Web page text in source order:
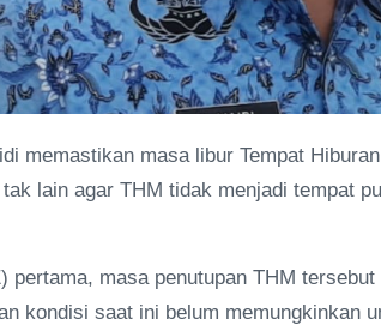
memastikan masa libur Tempat
lain agar THM tidak menjadi tempat
pertama, masa penutupan THM
kondisi saat ini belum memungkinkan